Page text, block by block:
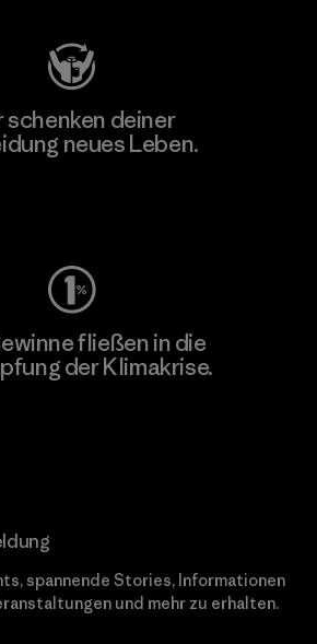
schenken deiner
neues Leben.
fließen in die
der Klimakrise.
spannende Stories, Informationen
und mehr zu erhalten.